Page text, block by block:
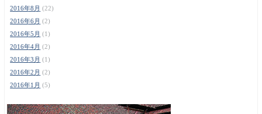
2016年8月 (22)
2016年6月 (2)
2016年5月 (1)
2016年4月 (2)
2016年3月 (1)
2016年2月 (2)
2016年1月 (5)